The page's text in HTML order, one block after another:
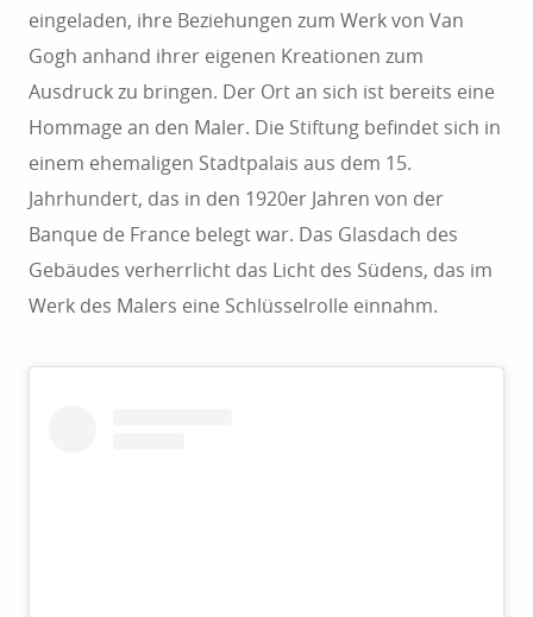
eingeladen, ihre Beziehungen zum Werk von Van
Gogh anhand ihrer eigenen Kreationen zum
Ausdruck zu bringen. Der Ort an sich ist bereits eine
Hommage an den Maler. Die Stiftung befindet sich in
einem ehemaligen Stadtpalais aus dem 15.
Jahrhundert, das in den 1920er Jahren von der
Banque de France belegt war. Das Glasdach des
Gebäudes verherrlicht das Licht des Südens, das im
Werk des Malers eine Schlüsselrolle einnahm.